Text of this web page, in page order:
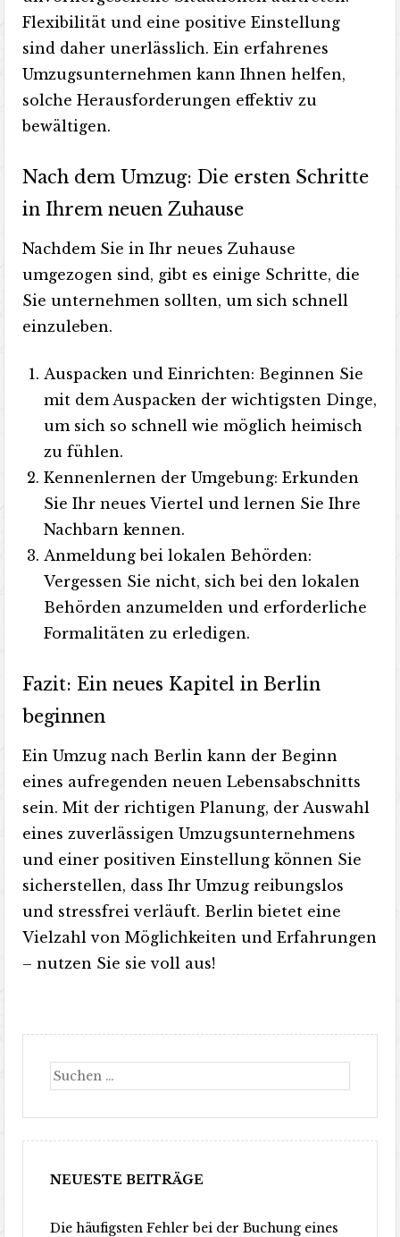
Flexibilität und eine positive Einstellung
sind daher unerlässlich. Ein erfahrenes
Umzugsunternehmen kann Ihnen helfen,
solche Herausforderungen effektiv zu
bewältigen.
Nach dem Umzug: Die ersten Schritte
in Ihrem neuen Zuhause
Nachdem Sie in Ihr neues Zuhause
umgezogen sind, gibt es einige Schritte, die
Sie unternehmen sollten, um sich schnell
einzuleben.
Auspacken und Einrichten: Beginnen Sie
mit dem Auspacken der wichtigsten Dinge,
um sich so schnell wie möglich heimisch
zu fühlen.
Kennenlernen der Umgebung: Erkunden
Sie Ihr neues Viertel und lernen Sie Ihre
Nachbarn kennen.
Anmeldung bei lokalen Behörden:
Vergessen Sie nicht, sich bei den lokalen
Behörden anzumelden und erforderliche
Formalitäten zu erledigen.
Fazit: Ein neues Kapitel in Berlin
beginnen
Ein Umzug nach Berlin kann der Beginn
eines aufregenden neuen Lebensabschnitts
sein. Mit der richtigen Planung, der Auswahl
eines zuverlässigen Umzugsunternehmens
und einer positiven Einstellung können Sie
sicherstellen, dass Ihr Umzug reibungslos
und stressfrei verläuft. Berlin bietet eine
Vielzahl von Möglichkeiten und Erfahrungen
– nutzen Sie sie voll aus!
Suche
NEUESTE BEITRÄGE
Die häufigsten Fehler bei der Buchung eines